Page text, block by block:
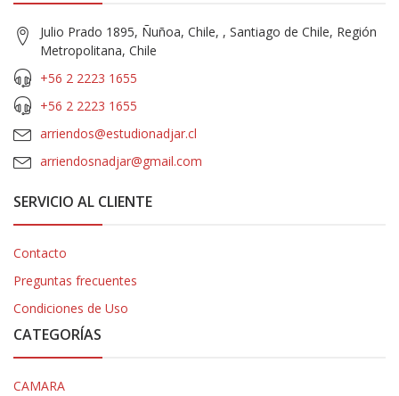
Julio Prado 1895, Ñuñoa, Chile, , Santiago de Chile, Región
Metropolitana, Chile
+56 2 2223 1655
+56 2 2223 1655
arriendos@estudionadjar.cl
arriendosnadjar@gmail.com
SERVICIO AL CLIENTE
Contacto
Preguntas frecuentes
Condiciones de Uso
CATEGORÍAS
CAMARA